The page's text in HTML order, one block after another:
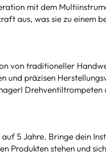
mit dem
aus, was sie zu einem
von traditioneller
und präzisen
5 Jahre. Bringe dein
Produkten stehen und